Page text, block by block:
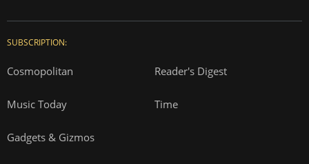
SUBSCRIPTION:
Cosmopolitan Reader's Digest
Music Today Time
Gadgets & Gizmos